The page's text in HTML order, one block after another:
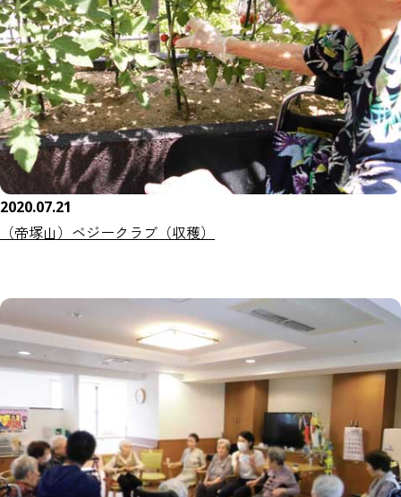
2020.07.21
（帝塚山）ベジークラブ（収穫）